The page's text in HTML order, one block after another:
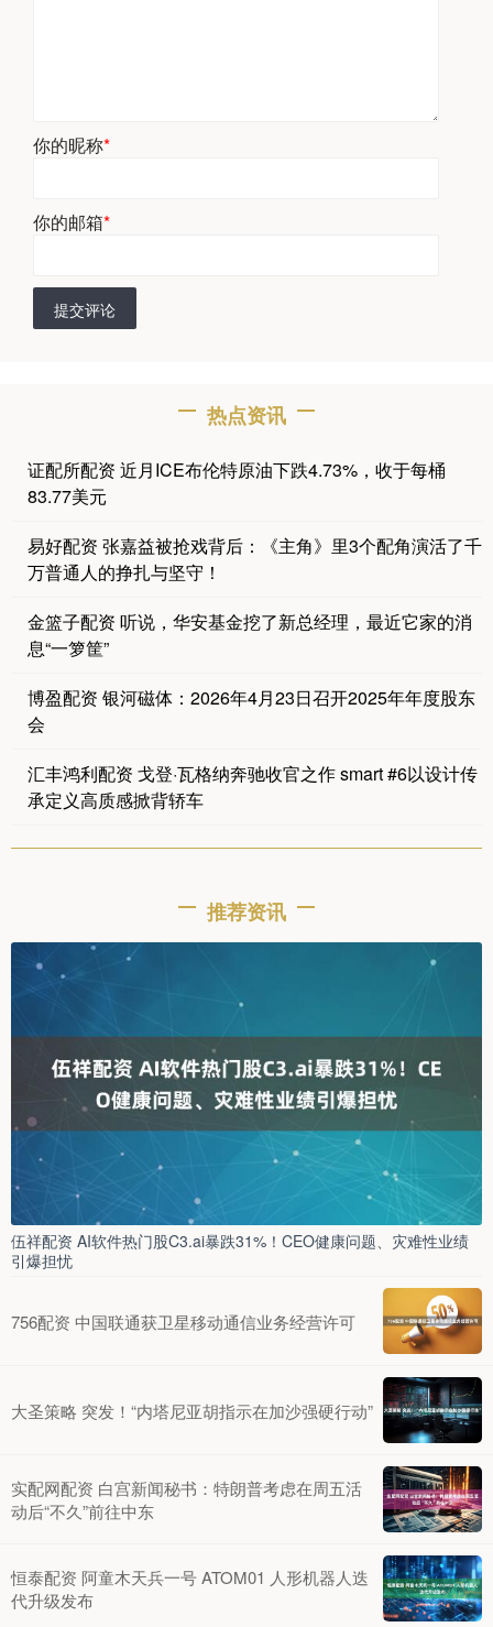
你的昵称*
你的邮箱*
提交评论
热点资讯
证配所配资 近月ICE布伦特原油下跌4.73%，收于每桶
83.77美元
易好配资 张嘉益被抢戏背后：《主角》里3个配角演活了千
万普通人的挣扎与坚守！
金篮子配资 听说，华安基金挖了新总经理，最近它家的消
息“一箩筐”
博盈配资 银河磁体：2026年4月23日召开2025年年度股东
会
汇丰鸿利配资 戈登·瓦格纳奔驰收官之作 smart #6以设计传
承定义高质感掀背轿车
推荐资讯
伍祥配资 AI软件热门股C3.ai暴跌31%！CEO健康问题、灾难性业绩
引爆担忧
756配资 中国联通获卫星移动通信业务经营许可
大圣策略 突发！“内塔尼亚胡指示在加沙强硬行动”
实配网配资 白宫新闻秘书：特朗普考虑在周五活
动后“不久”前往中东
恒泰配资 阿童木天兵一号 ATOM01 人形机器人迭
代升级发布